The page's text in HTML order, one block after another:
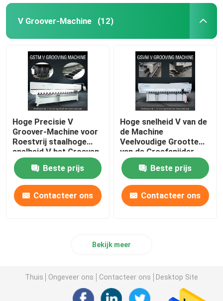
V Groover-Machine (12)
Hoge Precisie V
Groover-Machine voor
Roestvrij staalhoge
snelheid V het Groeven
Machine
Beste prijs
Contacteer ons
Hoge snelheid V van de
de Machine
Veelvoudige Grootte
van de Groefsnijder
CNC V het Groeven
MachineBeste prijs
Contacteer ons
Bekijk meer
Thuis Ongeveer ons Contacteer ons Desktop Site